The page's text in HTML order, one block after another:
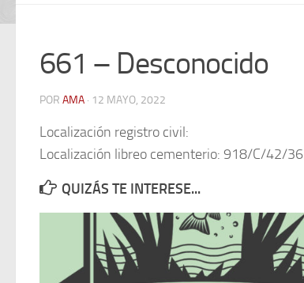
661 – Desconocido
POR AMA · 12 MAYO, 2022
Localización registro civil:
Localización libreo cementerio: 918/C/42/36
QUIZÁS TE INTERESE...